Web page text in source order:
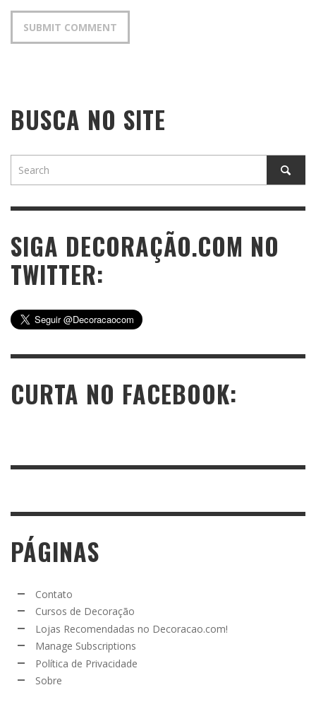
BUSCA NO SITE
SIGA DECORAÇÃO.COM NO
TWITTER:
CURTA NO FACEBOOK:
PÁGINAS
Contato
Cursos de Decoração
Lojas Recomendadas no Decoracao.com!
Manage Subscriptions
Política de Privacidade
Sobre